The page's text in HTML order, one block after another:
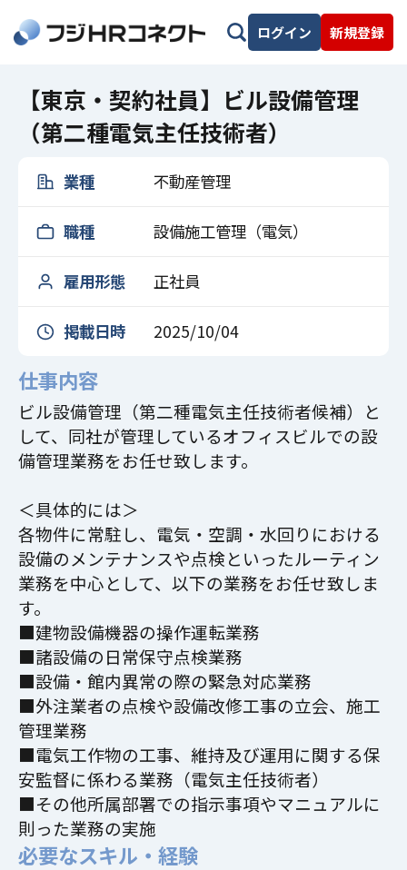
ログイン 新規登録
【東京・契約社員】ビル設備管理
（第二種電気主任技術者）
業種 不動産管理
職種 設備施工管理（電気）
雇用形態 正社員
掲載日時 2025/10/04
仕事内容
ビル設備管理（第二種電気主任技術者候補）と
して、同社が管理しているオフィスビルでの設
備管理業務をお任せ致します。
＜具体的には＞
各物件に常駐し、電気・空調・水回りにおける
設備のメンテナンスや点検といったルーティン
業務を中心として、以下の業務をお任せ致しま
す。
■建物設備機器の操作運転業務
■諸設備の日常保守点検業務
■設備・館内異常の際の緊急対応業務
■外注業者の点検や設備改修工事の立会、施工
管理業務
■電気工作物の工事、維持及び運用に関する保
安監督に係わる業務（電気主任技術者）
■その他所属部署での指示事項やマニュアルに
則った業務の実施
必要なスキル・経験